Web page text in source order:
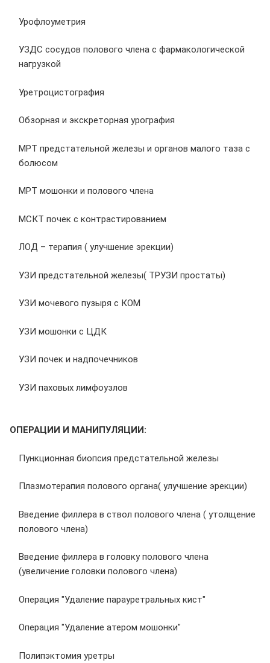
Урофлоуметрия
УЗДС сосудов полового члена с фармакологической
нагрузкой
Уретроцистография
Обзорная и экскреторная урография
МРТ предстательной железы и органов малого таза с
болюсом
МРТ мошонки и полового члена
МСКТ почек с контрастированием
ЛОД – терапия ( улучшение эрекции)
УЗИ предстательной железы( ТРУЗИ простаты)
УЗИ мочевого пузыря с КОМ
УЗИ мошонки с ЦДК
УЗИ почек и надпочечников
УЗИ паховых лимфоузлов
ОПЕРАЦИИ И МАНИПУЛЯЦИИ:
Пункционная биопсия предстательной железы
Плазмотерапия полового органа( улучшение эрекции)
Введение филлера в ствол полового члена ( утолщение
полового члена)
Введение филлера в головку полового члена
(увеличение головки полового члена)
Операция "Удаление парауретральных кист"
Операция "Удаление атером мошонки"
Полипэктомия уретры